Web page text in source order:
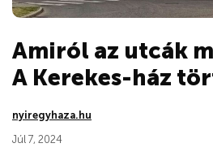
Amiról az utcák
A Kerekes-ház
nyiregyhaza.hu
Júl 7, 2024